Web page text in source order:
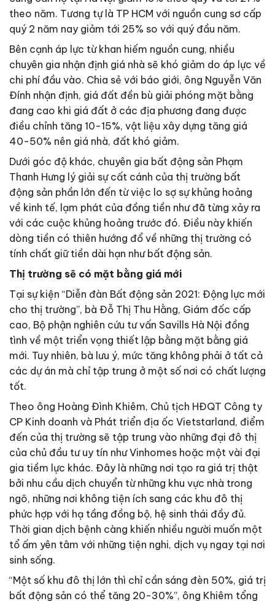
theo năm. Tương tự là TP HCM với nguồn cung sơ cấp
quý 2 năm nay giảm tới 25% so với quý đầu năm.
Bên cạnh áp lực từ khan hiếm nguồn cung, nhiều
chuyên gia nhận định giá nhà sẽ khó giảm do áp lực về
chi phí đầu vào. Chia sẻ với báo giới, ông Nguyễn Văn
Đính nhận định, giá đất đền bù giải phóng mặt bằng
đang cao khi giá đất ở các địa phương đang được
điều chỉnh tăng 10-15%, vật liệu xây dựng tăng giá
40-50% nên giá nhà, đất khó giảm.
Dưới góc độ khác, chuyên gia bất động sản Phạm
Thanh Hưng lý giải sự cất cánh của thị trường bất
động sản phần lớn đến từ việc lo sợ sự khủng hoảng
về kinh tế, lạm phát của đồng tiền như đã từng xảy ra
với các cuộc khủng hoảng trước đó. Điều này khiến
dòng tiền có thiên hướng đổ về những thị trường có
tính chất giữ tiền dài hạn như bất động sản.
Thị trường sẽ có mặt bằng giá mới
Tại sự kiện “Diễn đàn Bất động sản 2021: Động lực mới
cho thị trường”, bà Đỗ Thị Thu Hằng, Giám đốc cấp
cao, Bộ phận nghiên cứu tư vấn Savills Hà Nội đồng
tình về một triển vọng thiết lập bằng mặt bằng giá
mới. Tuy nhiên, bà lưu ý, mức tăng không phải ở tất cả
các dự án mà chỉ tập trung ở một số nơi có chất lượng
tốt.
Theo ông Hoàng Đình Khiêm, Chủ tịch HĐQT Công ty
CP Kinh doanh và Phát triển địa ốc Vietstarland, điểm
đến của thị trường sẽ tập trung vào những đại đô thị
của chủ đầu tư uy tín như Vinhomes hoặc một vài đại
gia tiềm lực khác. Đây là những nơi tạo ra giá trị thật
bởi nhu cầu dịch chuyển từ những khu vực nhà trong
ngõ, những nơi không tiện ích sang các khu đô thị
phức hợp với hạ tầng đồng bộ, hệ sinh thái đầy đủ.
Thời gian dịch bệnh càng khiến nhiều người muốn một
tổ ấm yên tâm với những tiện nghi, dịch vụ ngay tại nơi
sinh sống.
“Một số khu đô thị lớn thì chỉ cần sáng đèn 50%, giá trị
bất động sản có thể tăng 20-30%”, ông Khiêm tổng